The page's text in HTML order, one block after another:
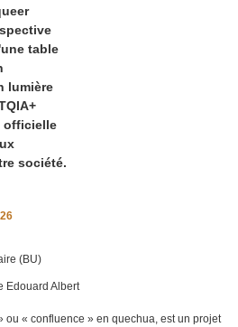
table
lumière
officielle
société.
(BU)
Edouard Albert
ou « confluence » en quechua, est un projet